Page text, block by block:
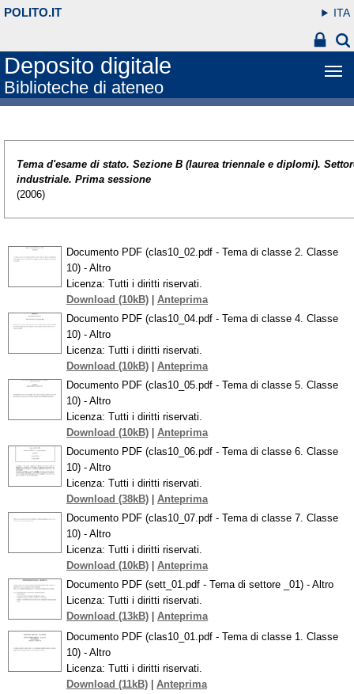
POLITO.IT ITA
Deposito digitale
Biblioteche di ateneo
Tema d'esame di stato. Sezione B (laurea triennale e diplomi).
industriale. Prima sessione
(2006)
Documento PDF (clas10_02.pdf - Tema di classe 2. Classe
10) - Altro
Licenza: Tutti i diritti riservati.
Download (10kB)
Anteprima
Documento PDF (clas10_04.pdf - Tema di classe 4. Classe
10) - Altro
Licenza: Tutti i diritti riservati.
Download (10kB)
Anteprima
Documento PDF (clas10_05.pdf - Tema di classe 5. Classe
10) - Altro
Licenza: Tutti i diritti riservati.
Download (10kB)
Anteprima
Documento PDF (clas10_06.pdf - Tema di classe 6. Classe
10) - Altro
Licenza: Tutti i diritti riservati.
Download (38kB)
Anteprima
Documento PDF (clas10_07.pdf - Tema di classe 7. Classe
10) - Altro
Licenza: Tutti i diritti riservati.
Download (10kB)
Anteprima
Documento PDF (sett_01.pdf - Tema di settore _01) - Altro
Licenza: Tutti i diritti riservati.
Download (13kB)
Anteprima
Documento PDF (clas10_01.pdf - Tema di classe 1. Classe
10) - Altro
Licenza: Tutti i diritti riservati.
Download (11kB)
Anteprima